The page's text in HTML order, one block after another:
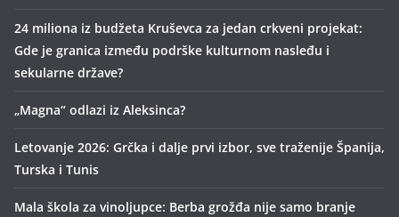
24 miliona iz budžeta Kruševca za jedan crkveni projekat:
Gde je granica između podrške kulturnom nasleđu i
sekularne države?
„Magna“ odlazi iz Aleksinca?
Letovanje 2026: Grčka i dalje prvi izbor, sve traženije Španija,
Turska i Tunis
Mala škola za vinoljupce: Berba grožđa nije samo branje